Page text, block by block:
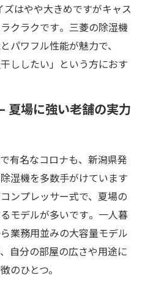
はやや大きめですがキャス
クラクです​。三菱の除湿機
パワフル性能が魅力で、
ししたい」という方におす
夏場に強い老舗の実力
有名なコロナも、新潟県発
湿機を多数手がけています​
ンプレッサー式で、夏場の
モデルが多いです​。一人暮
業務用並みの大容量モデル
自分の部屋の広さや用途に
のひとつ。